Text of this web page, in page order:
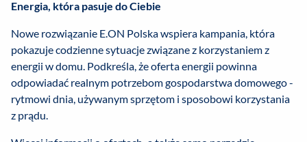
Energia, która pasuje do Ciebie
Nowe rozwiązanie E.ON Polska wspiera kampania, która
pokazuje codzienne sytuacje związane z korzystaniem z
energii w domu. Podkreśla, że oferta energii powinna
odpowiadać realnym potrzebom gospodarstwa domowego -
rytmowi dnia, używanym sprzętom i sposobowi korzystania
z prądu.